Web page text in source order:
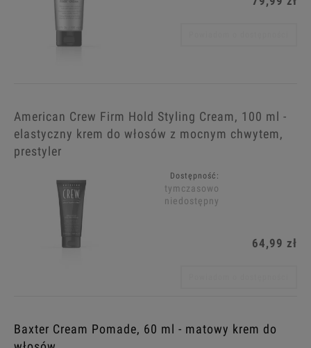
American Crew Firm Hold Styling Cream, 100 ml -
elastyczny krem do włosów z mocnym chwytem,
prestyler
Dostępność:
tymczasowo
niedostępny
64,99 zł
Baxter Cream Pomade, 60 ml - matowy krem do